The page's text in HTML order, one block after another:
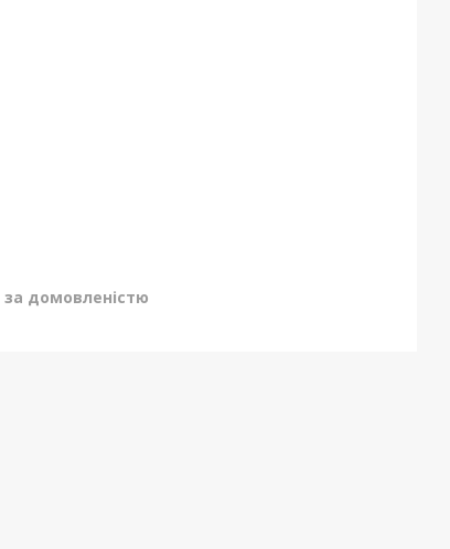
за домовленістю